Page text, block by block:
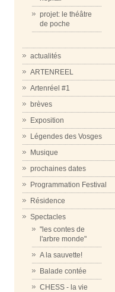
projet: le théâtre
de poche
actualités
ARTENREEL
Artenréel #1
brèves
Exposition
Légendes des Vosges
Musique
prochaines dates
Programmation Festival
Résidence
Spectacles
"les contes de
l'arbre monde"
A la sauvette!
Balade contée
CHESS - la vie